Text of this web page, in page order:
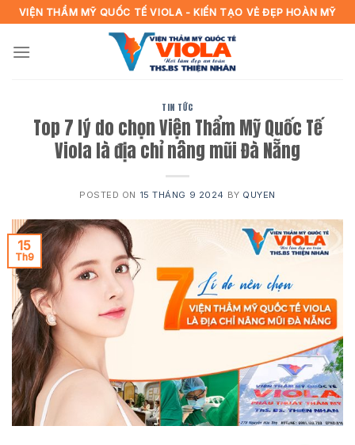
Skip
to
content
VIỆN THẨM MỸ QUỐC TẾ VIOLA - KIẾN TẠO VẺ ĐẸP HOÀN MỸ
TIN TỨC
Top 7 lý do chọn Viện Thẩm Mỹ Quốc Tế
Viola là địa chỉ nâng mũi Đà Nẵng
POSTED ON 15 THÁNG 9 2024 BY QUYEN
15
Th9